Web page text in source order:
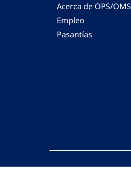
Acerca de OPS/OMS
Empleo
Pasantías